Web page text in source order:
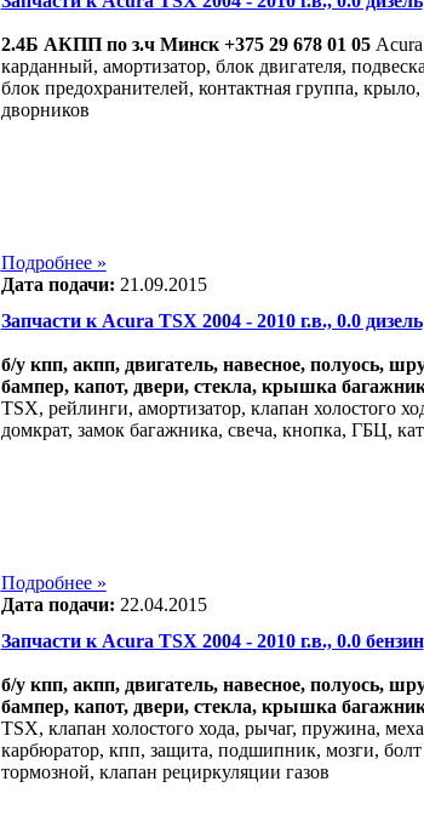
2.4Б АКПП по з.ч Минск +375 29 678 01 05Acura
карданный, амортизатор, блок двигателя,
блок предохранителей, контактная группа,
дворников
Подробнее »
Дата подачи: 21.09.2015
Запчасти к Acura TSX 2004 - 2010 г.в., 0.0 дизель
б/у кпп, акпп, двигатель, навесное, полуось,
бампер, капот, двери, стекла, крышка
TSX, рейлинги, амортизатор, клапан холостого
домкрат, замок багажника, свеча, кнопка, ГБЦ,
Подробнее »
Дата подачи: 22.04.2015
Запчасти к Acura TSX 2004 - 2010 г.в., 0.0 бензин
б/у кпп, акпп, двигатель, навесное, полуось,
бампер, капот, двери, стекла, крышка
TSX, клапан холостого хода, рычаг, пружина,
карбюратор, кпп, защита, подшипник, мозги,
тормозной, клапан рециркуляции газов